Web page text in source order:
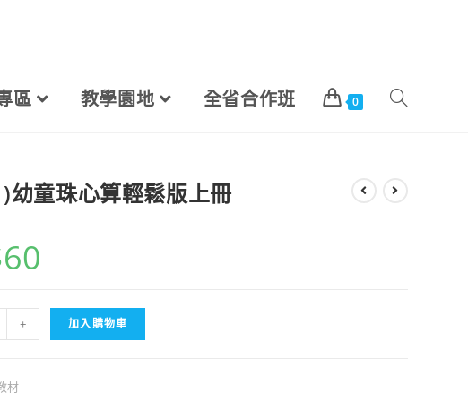
區 教學園地 全省合作班 0
幼童珠心算輕鬆版上冊
60
+ 加入購物車
材